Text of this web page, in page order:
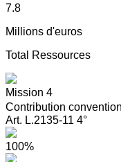
7.8
Millions d'euros
Total Ressources
Mission 4
Contribution
Art. L.2135-11 4°
100%